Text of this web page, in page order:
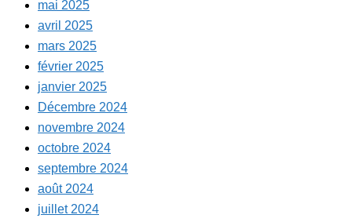
mai 2025
avril 2025
mars 2025
février 2025
janvier 2025
Décembre 2024
novembre 2024
octobre 2024
septembre 2024
août 2024
juillet 2024